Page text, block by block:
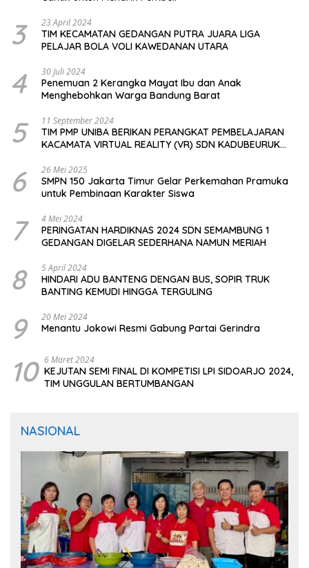
3 23 April 2024
TIM KECAMATAN GEDANGAN PUTRA JUARA LIGA
PELAJAR BOLA VOLI KAWEDANAN UTARA
4 30 Juli 2024
Penemuan 2 Kerangka Mayat Ibu dan Anak
Menghebohkan Warga Bandung Barat
5 11 September 2024
TIM PMP UNIBA BERIKAN PERANGKAT PEMBELAJARAN
KACAMATA VIRTUAL REALITY (VR) SDN KADUBEURUK
6 26 Mei 2025
SMPN 150 Jakarta Timur Gelar Perkemahan Pramuka
untuk Pembinaan Karakter Siswa
7 4 Mei 2024
PERINGATAN HARDIKNAS 2024 SDN SEMAMBUNG 1
GEDANGAN DIGELAR SEDERHANA NAMUN MERIAH
8 5 April 2024
HINDARI ADU BANTENG DENGAN BUS, SOPIR TRUK
BANTING KEMUDI HINGGA TERGULING
9 20 Mei 2024
Menantu Jokowi Resmi Gabung Partai Gerindra
10 6 Maret 2024
KEJUTAN SEMI FINAL DI KOMPETISI LPI SIDOARJO 2024,
TIM UNGGULAN BERTUMBANGAN
NASIONAL